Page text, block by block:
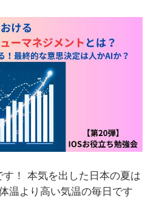
！ 本気を出した日本の夏は
温より高い気温の毎日です